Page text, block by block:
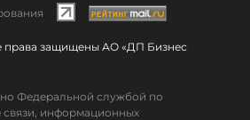
права защищены АО «ДП Бизнес
Федеральной службой по
связи, информационных